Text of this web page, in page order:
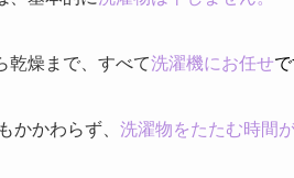
乾燥まで、すべて洗濯機にお任せで
かかわらず、 洗濯物をたたむ時間